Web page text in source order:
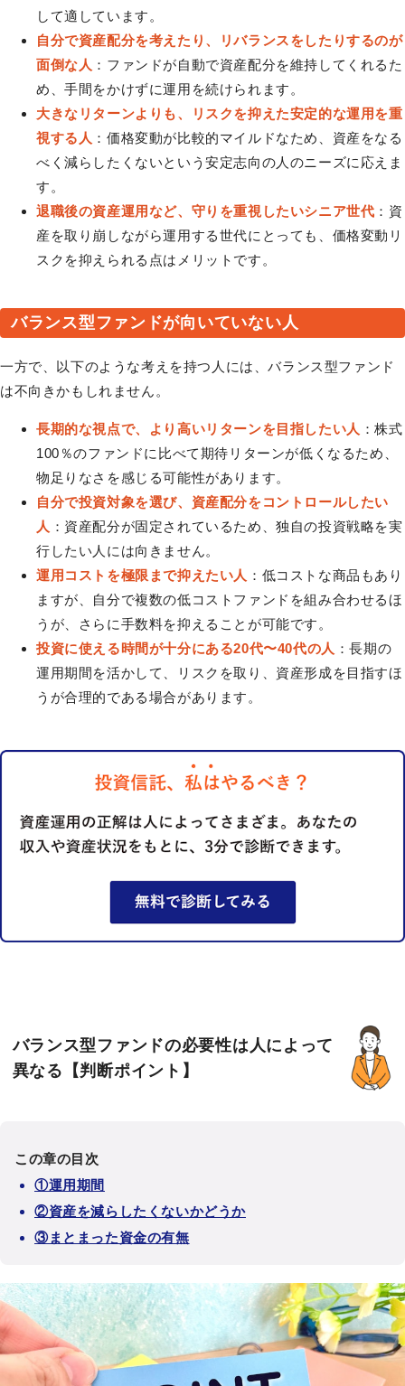
して適しています。
自分で資産配分を考えたり、リバランスをしたりするのが
面倒な人 ：ファンドが自動で資産配分を維持してくれるた
め、手間をかけずに運用を続けられます。
大きなリターンよりも、リスクを抑えた安定的な運用を重
視する人 ：価格変動が比較的マイルドなため、資産をなる
べく減らしたくないという安定志向の人のニーズに応えま
す。
退職後の資産運用など、守りを重視したいシニア世代 ：資
産を取り崩しながら運用する世代にとっても、価格変動リ
スクを抑えられる点はメリットです。
バランス型ファンドが向いていない人
一方で、以下のような考えを持つ人には、バランス型ファンド
は不向きかもしれません。
長期的な視点で、より高いリターンを目指したい人 ：株式
100％のファンドに比べて期待リターンが低くなるため、
物足りなさを感じる可能性があります。
自分で投資対象を選び、資産配分をコントロールしたい
人 ：資産配分が固定されているため、独自の投資戦略を実
行したい人には向きません。
運用コストを極限まで抑えたい人 ：低コストな商品もあり
ますが、自分で複数の低コストファンドを組み合わせるほ
うが、さらに手数料を抑えることが可能です。
投資に使える時間が十分にある20代〜40代の人 ：長期の
運用期間を活かして、リスクを取り、資産形成を目指すほ
うが合理的である場合があります。
バランス型ファンドの必要性は人によって
異なる【判断ポイント】
この章の目次
①運用期間
②資産を減らしたくないかどうか
③まとまった資金の有無